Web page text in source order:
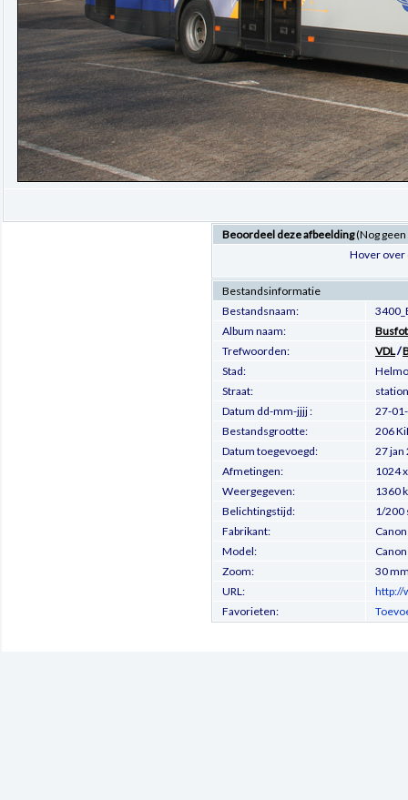
Beoordeel deze afbeelding(Nog
Hover over
Bestandsinformatie
Bestandsnaam:
Album naam:
Trefwoorden:
VDL/
Stad:
Straat:
Datum dd-mm-jjjj :
27-
Bestandsgrootte:
206
Datum toegevoegd:
27 jan
Afmetingen:
1024
Weergegeven:
1360
Belichtingstijd:
1/200
Fabrikant:
Canon
Model:
Canon
Zoom:
30
URL:
http://
Favorieten: